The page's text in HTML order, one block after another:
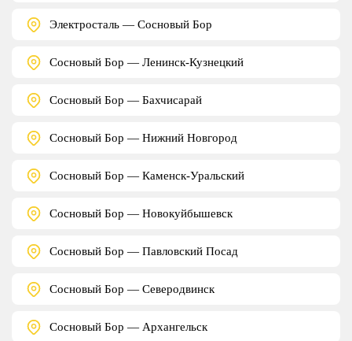
Электросталь — Сосновый Бор
Сосновый Бор — Ленинск-Кузнецкий
Сосновый Бор — Бахчисарай
Сосновый Бор — Нижний Новгород
Сосновый Бор — Каменск-Уральский
Сосновый Бор — Новокуйбышевск
Сосновый Бор — Павловский Посад
Сосновый Бор — Северодвинск
Сосновый Бор — Архангельск